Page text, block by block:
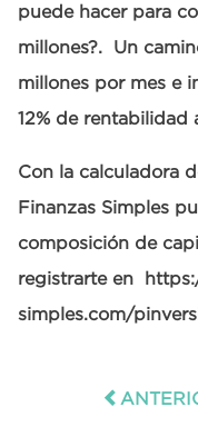
puede hacer para
millones?. Un
millones por mes e
12% de rentabilidad
Con la calculadora
Finanzas Simples
composición de
registrarte en
simples.com/